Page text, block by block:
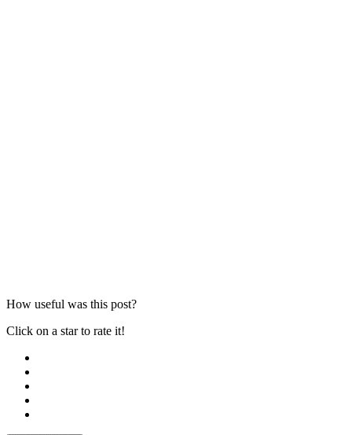
How useful was this post?
Click on a star to rate it!